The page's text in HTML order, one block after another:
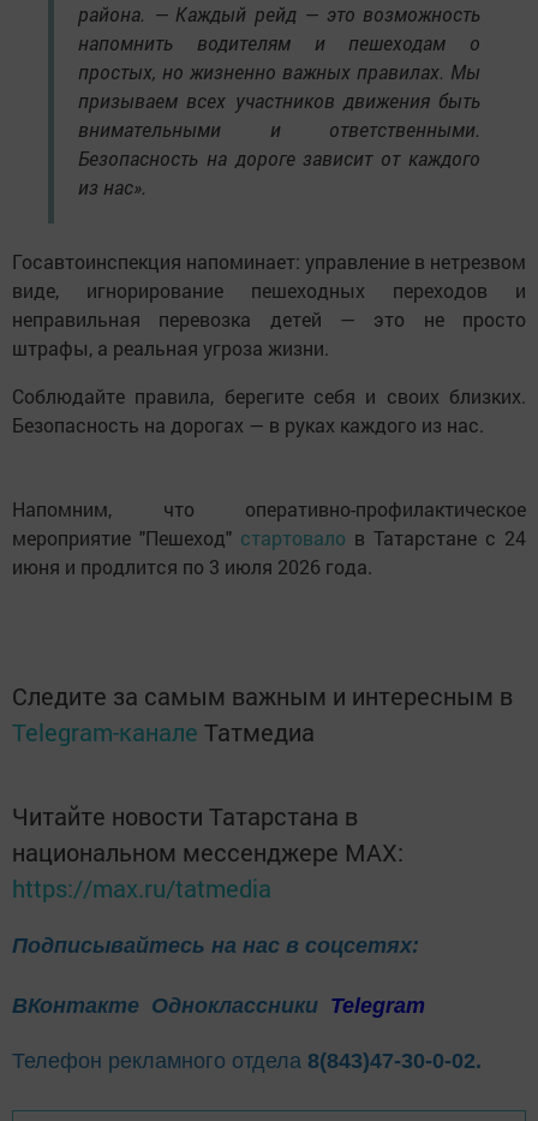
района. — Каждый рейд — это возможность
напомнить водителям и пешеходам о
простых, но жизненно важных правилах. Мы
призываем всех участников движения быть
внимательными и ответственными.
Безопасность на дороге зависит от каждого
из нас».
Госавтоинспекция напоминает: управление в нетрезвом
виде, игнорирование пешеходных переходов и
неправильная перевозка детей — это не просто
штрафы, а реальная угроза жизни.
Соблюдайте правила, берегите себя и своих близких.
Безопасность на дорогах — в руках каждого из нас.
Напомним, что оперативно-профилактическое
мероприятие "Пешеход" стартовало в Татарстане с 24
июня и продлится по 3 июля 2026 года.
Следите за самым важным и интересным в
Telegram-канале Татмедиа
Читайте новости Татарстана в
национальном мессенджере MАХ:
https://max.ru/tatmedia
Подписывайтесь на нас в соцсетях:
ВКонтакте Одноклассники Telegram
Телефон рекламного отдела 8(843)47-30-0-02.